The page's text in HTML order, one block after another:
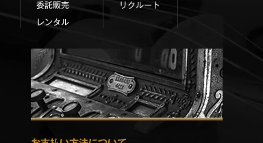
委託販売
レンタル
リクルート